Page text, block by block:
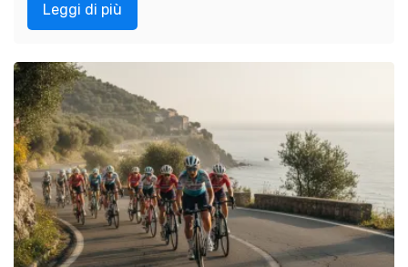
Leggi di più